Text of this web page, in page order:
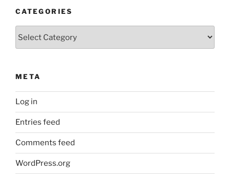
CATEGORIES
META
Log in
Entries feed
Comments feed
WordPress.org